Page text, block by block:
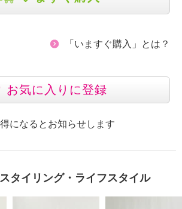
「いますぐ購入」とは？
お気に入りに登録
になるとお知らせします
タイリング・ライフスタイル